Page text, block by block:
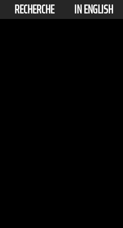
RECHERCHE IN ENGLISH